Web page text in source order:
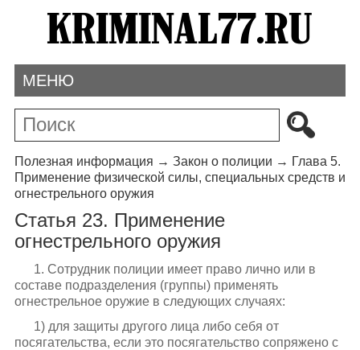
МЕНЮ
Полезная информация → Закон о полиции → Глава 5.
Применение физической силы, специальных средств и
огнестрельного оружия
Статья 23. Применение
огнестрельного оружия
1. Сотрудник полиции имеет право лично или в
составе подразделения (группы) применять
огнестрельное оружие в следующих случаях:
1) для защиты другого лица либо себя от
посягательства, если это посягательство сопряжено с